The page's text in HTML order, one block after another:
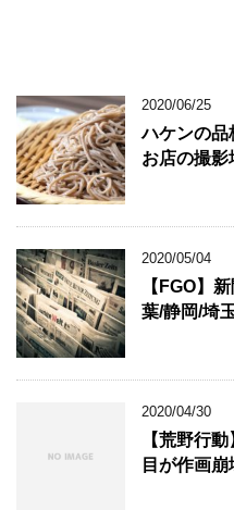
2020/06/25
ハケンの品
お店の撮影
2020/05/04
【FGO】
葉/静岡/埼
2020/04/30
【荒野行
目が作画崩